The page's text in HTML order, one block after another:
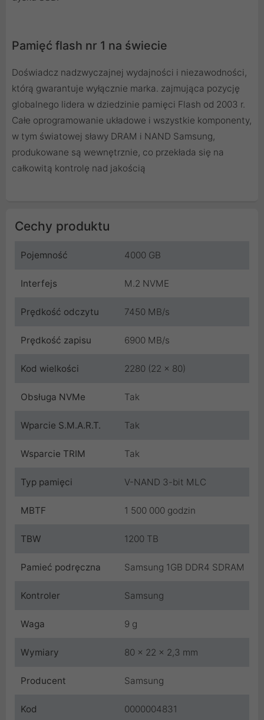
Pamięć flash nr 1 na świecie
Doświadcz nadzwyczajnej wydajności i niezawodności,
którą gwarantuje wyłącznie marka. zajmująca pozycję
globalnego lidera w dziedzinie pamięci Flash od 2003 r.
Całe oprogramowanie układowe i wszystkie komponenty,
w tym światowej sławy DRAM i NAND Samsung,
produkowane są wewnętrznie, co przekłada się na
całkowitą kontrolę nad jakością
Cechy produktu
Pojemność 4000 GB
Interfejs M.2 NVME
Prędkość odczytu 7450 MB/s
Prędkość zapisu 6900 MB/s
Kod wielkości 2280 (22 x 80)
Obsługa NVMe Tak
Wparcie S.M.A.R.T. Tak
Wsparcie TRIM Tak
Typ pamięci V-NAND 3-bit MLC
MBTF 1 500 000 godzin
TBW 1200 TB
Pamieć podręczna Samsung 1GB DDR4 SDRAM
Kontroler Samsung
Waga 9 g
Wymiary 80 x 22 x 2,3 mm
Producent Samsung
Kod 0000004831